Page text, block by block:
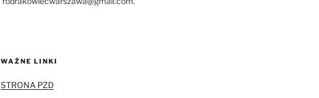
WAŻNE LINKI
STRONA PZD